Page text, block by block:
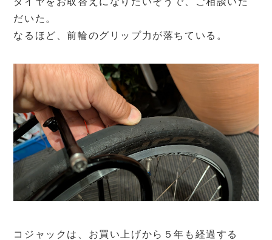
だいた。
なるほど、前輪のグリップ力が落ちている。
コジャックは、お買い上げから５年も経過する